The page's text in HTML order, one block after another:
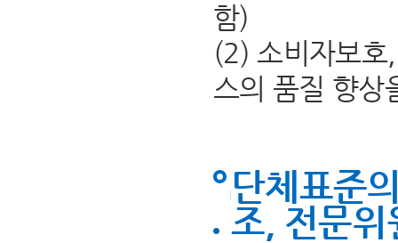
함)
(2) 소비자보호
스의 품질 향상
단체표준
조, 전문위